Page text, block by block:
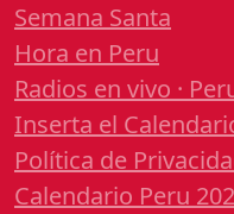
Semana Santa
Hora en Peru
Radios en vivo ·
Inserta el
Política de
Calendario Peru